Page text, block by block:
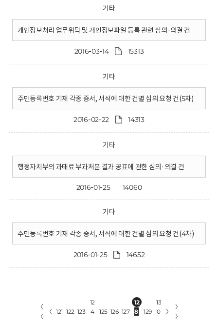
기타
개인정보처리 업무위탁 및 개인정보파일 등록 관련 심의·의결 건
2016-03-14 15313
기타
주민등록번호 기재 각종 증서, 서식에 대한 건별 심의 요청 건(5차)
2016-02-22 14313
기타
행정자치부의 과태료 부과처분 결과 공표에 관한 심의·의결 건
2016-01-25 14060
기타
주민등록번호 기재 각종 증서, 서식에 대한 건별 심의 요청 건(4차)
2016-01-25 14652
〈
〈
〈 121 122 123
12
4
125 126 127
12
8
129
13
0
〉
〉
〉